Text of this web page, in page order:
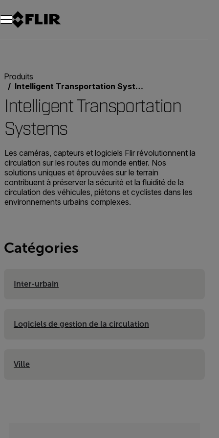
Unread messages
Modèle
Supprimer
articles
article
Ajouter au panier
Ajouté au panier
Produits
Intelligent Transportation Systems
Intelligent Transportation
Systems
Les caméras, capteurs et logiciels Flir révolutionnent la
circulation sur les routes du monde entier. Nos
solutions uniques et éprouvées sur le terrain
contribuent à préserver la sécurité et la fluidité de la
circulation des véhicules, piétons et cyclistes dans les
environnements urbains complexes.
Catégories
Inter-urbain
Logiciels de gestion de la circulation
Ville